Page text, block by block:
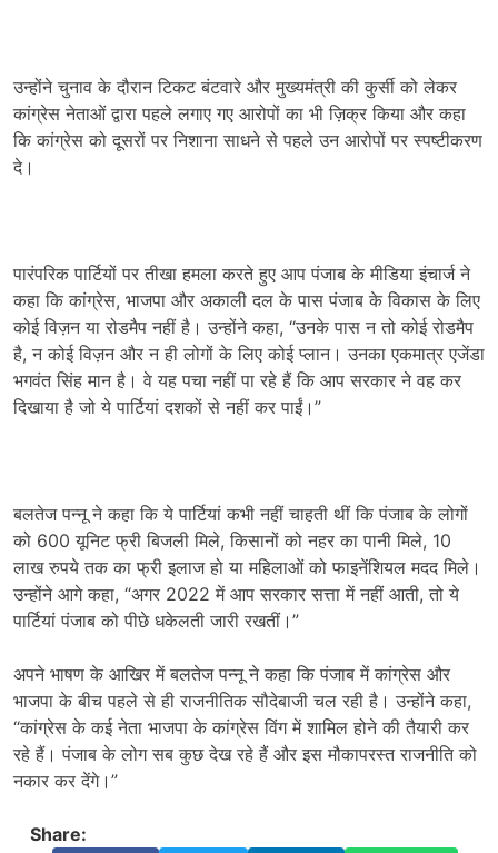
उन्होंने चुनाव के दौरान टिकट बंटवारे और मुख्यमंत्री की कुर्सी को लेकर
कांग्रेस नेताओं द्वारा पहले लगाए गए आरोपों का भी ज़िक्र किया और कहा
कि कांग्रेस को दूसरों पर निशाना साधने से पहले उन आरोपों पर स्पष्टीकरण
दे।
पारंपरिक पार्टियों पर तीखा हमला करते हुए आप पंजाब के मीडिया इंचार्ज ने
कहा कि कांग्रेस, भाजपा और अकाली दल के पास पंजाब के विकास के लिए
कोई विज़न या रोडमैप नहीं है। उन्होंने कहा, “उनके पास न तो कोई रोडमैप
है, न कोई विज़न और न ही लोगों के लिए कोई प्लान। उनका एकमात्र एजेंडा
भगवंत सिंह मान है। वे यह पचा नहीं पा रहे हैं कि आप सरकार ने वह कर
दिखाया है जो ये पार्टियां दशकों से नहीं कर पाईं।”
बलतेज पन्नू ने कहा कि ये पार्टियां कभी नहीं चाहती थीं कि पंजाब के लोगों
को 600 यूनिट फ्री बिजली मिले, किसानों को नहर का पानी मिले, 10
लाख रुपये तक का फ्री इलाज हो या महिलाओं को फाइनेंशियल मदद मिले।
उन्होंने आगे कहा, “अगर 2022 में आप सरकार सत्ता में नहीं आती, तो ये
पार्टियां पंजाब को पीछे धकेलती जारी रखतीं।”
अपने भाषण के आखिर में बलतेज पन्नू ने कहा कि पंजाब में कांग्रेस और
भाजपा के बीच पहले से ही राजनीतिक सौदेबाजी चल रही है। उन्होंने कहा,
“कांग्रेस के कई नेता भाजपा के कांग्रेस विंग में शामिल होने की तैयारी कर
रहे हैं। पंजाब के लोग सब कुछ देख रहे हैं और इस मौकापरस्त राजनीति को
नकार कर देंगे।”
Share: